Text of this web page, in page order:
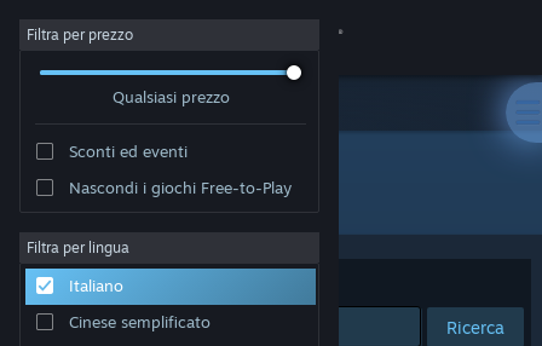
Accedi
Informazioni
Assistenza
Filtra per prezzo
Qualsiasi prezzo
Sconti ed eventi
Nascondi i giochi Free-to-Play
Filtra per lingua
Italiano
Cinese semplificato
"Kawaii Survivors"
Ordina per Rilevanza
Ricerca